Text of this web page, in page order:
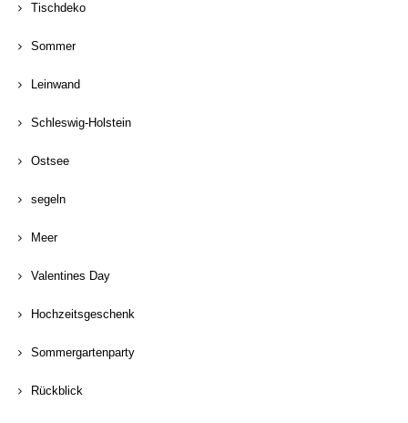
Tischdeko
Sommer
Leinwand
Schleswig-Holstein
Ostsee
segeln
Meer
Valentines Day
Hochzeitsgeschenk
Sommergartenparty
Rückblick